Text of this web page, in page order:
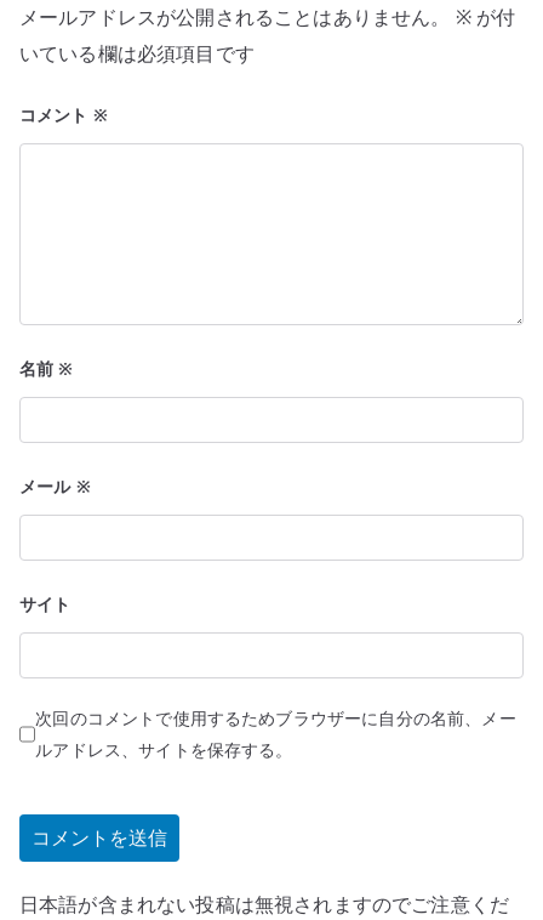
ョ
ン
メールアドレスが公開されることはありません。 ※が付
いている欄は必須項目です
コメント ※
名前※
メール ※
サイト
次回のコメントで使用するためブラウザーに自分の名前、メー
ルアドレス、サイトを保存する。
日本語が含まれない投稿は無視されますのでご注意くだ